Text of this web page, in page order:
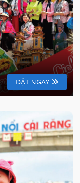
ĐẶT NGAY